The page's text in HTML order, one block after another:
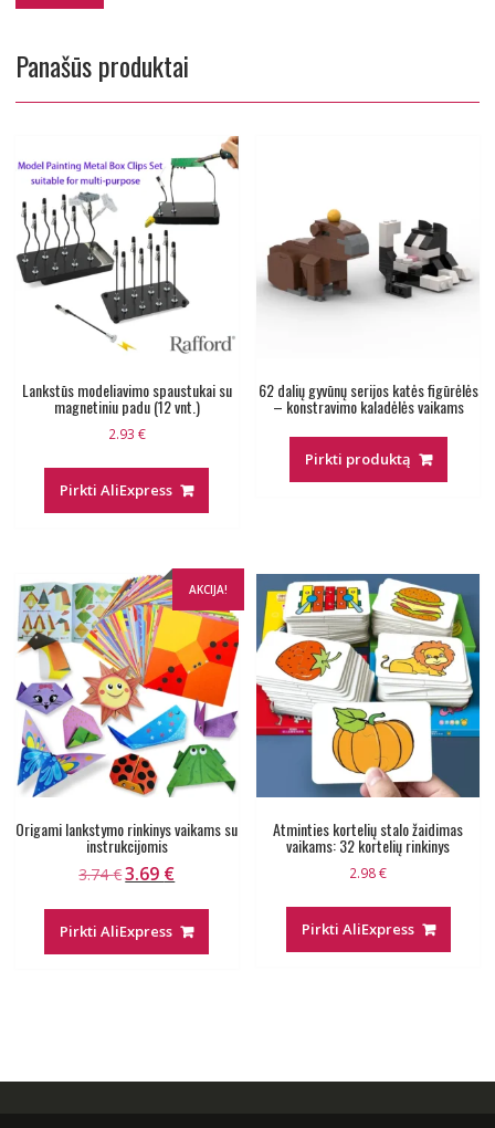
Panašūs produktai
Lankstūs modeliavimo spaustukai su
magnetiniu padu (12 vnt.)
2.93 €
Pirkti AliExpress
62 dalių gyvūnų serijos katės figūrėlės
– konstravimo kaladėlės vaikams
Pirkti produktą
AKCIJA!
Origami lankstymo rinkinys vaikams su
instrukcijomis
3.74€Original
3.74 €.
3.69 €Current
3.69 €.
Pirkti AliExpress
Atminties kortelių stalo žaidimas
vaikams: 32 kortelių rinkinys
2.98€
Pirkti AliExpress